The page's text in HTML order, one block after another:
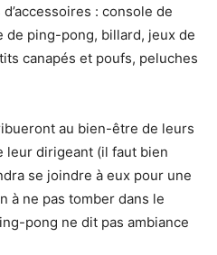
: console de
de ping-pong, billard, jeux de
canapés et poufs, peluches
au bien-être de leurs
leur dirigeant (il faut bien
se joindre à eux pour une
à ne pas tomber dans le
pong ne dit pas ambiance